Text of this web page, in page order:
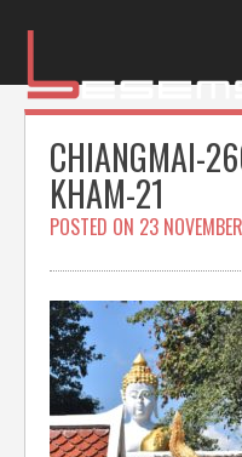
CHIANGMAI-
KHAM-21
POSTED ON 23